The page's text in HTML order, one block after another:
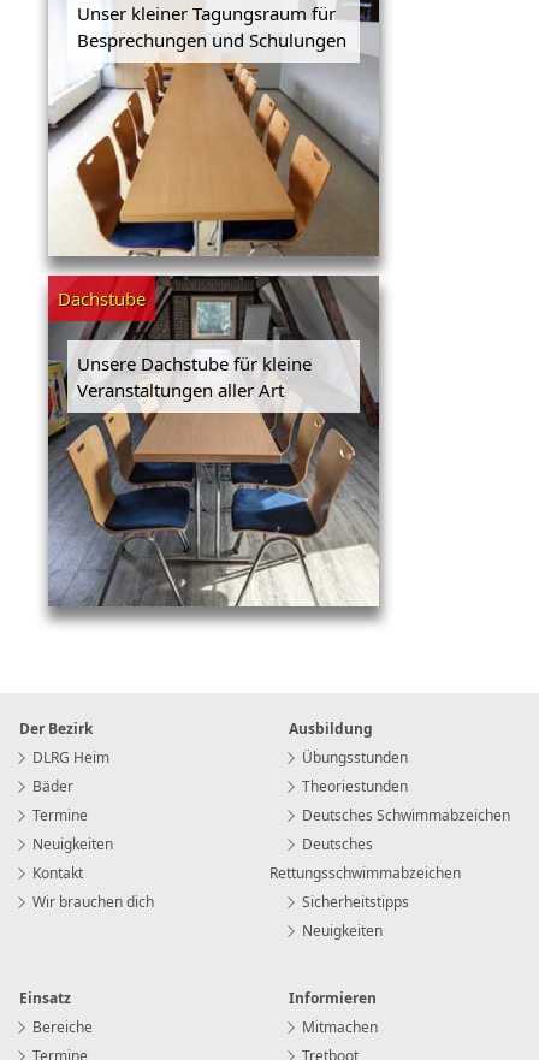
Unser kleiner Tagungsraum für
Besprechungen und Schulungen
Dachstube
Unsere Dachstube für kleine
Veranstaltungen aller Art
Der Bezirk
DLRG Heim
Bäder
Termine
Neuigkeiten
Kontakt
Wir brauchen dich
Ausbildung
Übungsstunden
Theoriestunden
Deutsches Schwimmabzeichen
Deutsches
Rettungsschwimmabzeichen
Sicherheitstipps
Neuigkeiten
Einsatz
Bereiche
Informieren
Mitmachen